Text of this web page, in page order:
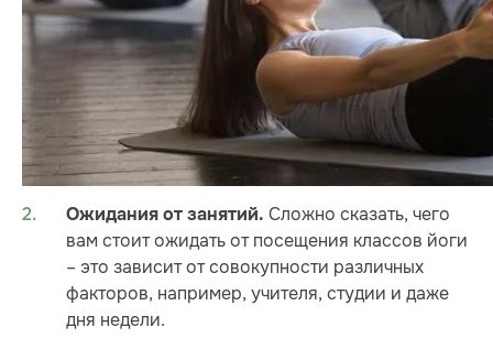
Ожидания от занятий. Сложно сказать, чего
вам стоит ожидать от посещения классов йоги
– это зависит от совокупности различных
факторов, например, учителя, студии и даже
дня недели.